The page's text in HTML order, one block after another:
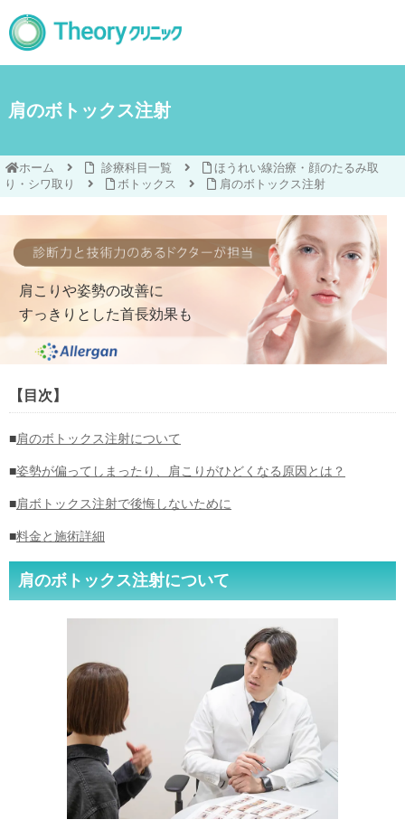
肩のボトックス注射
ホーム 診療科目一覧
ほうれい線治療・顔のたるみ取
り・シワ取り
ボトックス 肩のボトックス注射
肩こりや姿勢の改善に
すっきりとした首長効果も
【目次】
■肩のボトックス注射について
■姿勢が偏ってしまったり、肩こりがひどくなる原因とは？
■肩ボトックス注射で後悔しないために
■料金と施術詳細
肩のボトックス注射について